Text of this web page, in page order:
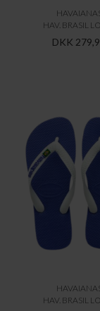
HAV. BRASIL
DKK
HAV. BRASIL